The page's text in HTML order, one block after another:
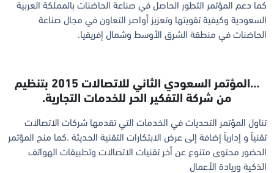
كما دعم المؤتمر التطور الحاصل في صناعة الحاضنات بالمملكة العربية
السعودية وكيفية تقويتها وتعزيز أواصر التعاون في مجال صناعة
الحاضنات في منطقة الشرق الأوسط وشمال إفريقيا.
…المؤتمر السعودي الثاني للاتصالات 2015 بتنظيم
من شركة التفكير الحر للخدمات التجارية.
تناول المؤتمر التحديات في الخدمات التي تقدمها شركات الاتصالات
تقنياً و إدارياً إضافة إلى عرض الابتكارات التقنية الحديثة .كما منح المؤتمر
الحضور محتوى متنوع عن أخر تقنيات الاتصالات وتطبيقات الهواتف
الذكية وريادة الأعمال